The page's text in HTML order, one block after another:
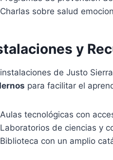
Charlas sobre salud
y
de Justo
para facilitar el
Aulas tecnológicas con
Laboratorios de ciencias y
Biblioteca con un amplio